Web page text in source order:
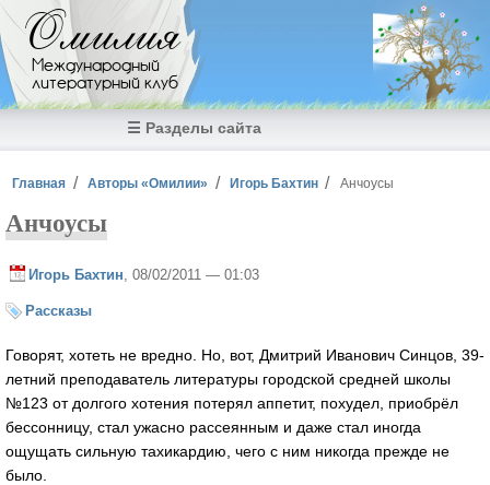
Перейти к основному содержанию
Омилия
Международный
литературный клуб
☰ Разделы сайта
Вы здесь
Главная Авторы «Омилии» Игорь Бахтин Анчоусы
Анчоусы
Игорь Бахтин , 08/02/2011 — 01:03
Рассказы
Говорят, хотеть не вредно. Но, вот, Дмитрий Иванович Синцов, 39-
летний преподаватель литературы городской средней школы
№123 от долгого хотения потерял аппетит, похудел, приобрёл
бессонницу, стал ужасно рассеянным и даже стал иногда
ощущать сильную тахикардию, чего с ним никогда прежде не
было.